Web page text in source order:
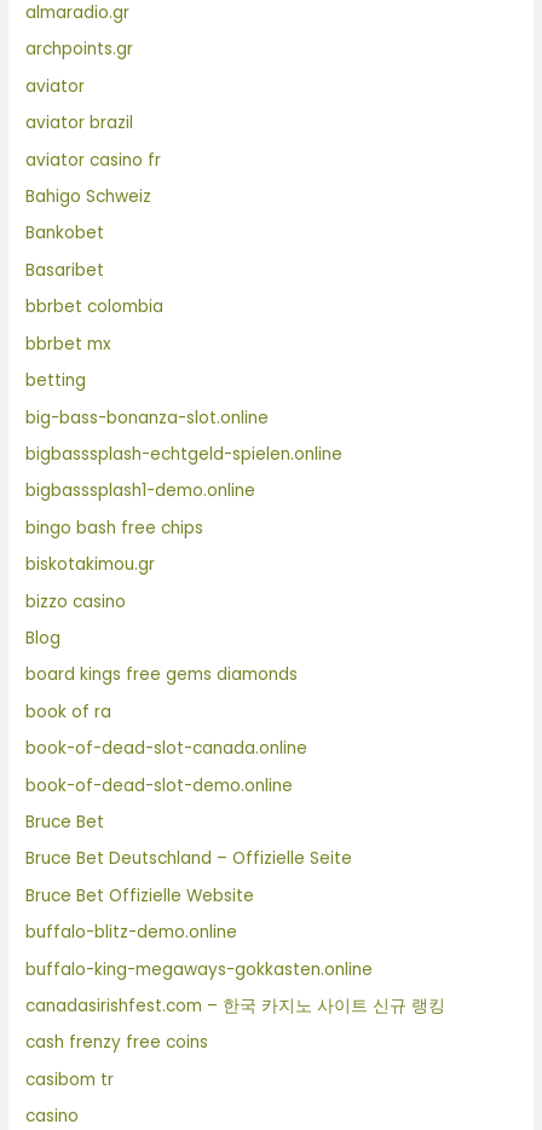
almaradio.gr
archpoints.gr
aviator
aviator brazil
aviator casino fr
Bahigo Schweiz
Bankobet
Basaribet
bbrbet colombia
bbrbet mx
betting
big-bass-bonanza-slot.online
bigbasssplash-echtgeld-spielen.online
bigbasssplash1-demo.online
bingo bash free chips
biskotakimou.gr
bizzo casino
Blog
board kings free gems diamonds
book of ra
book-of-dead-slot-canada.online
book-of-dead-slot-demo.online
Bruce Bet
Bruce Bet Deutschland – Offizielle Seite
Bruce Bet Offizielle Website
buffalo-blitz-demo.online
buffalo-king-megaways-gokkasten.online
canadasirishfest.com – 한국 카지노 사이트 신규 랭킹
cash frenzy free coins
casibom tr
casino